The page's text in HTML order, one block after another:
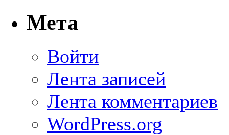
Мета
Войти
Лента записей
Лента комментариев
WordPress.org